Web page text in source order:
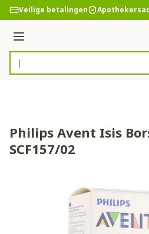
Ga naar de inhoud
Veilige betalingen
Menu
Product, merk, categorie...
Philips Avent Isis
SCF157/02